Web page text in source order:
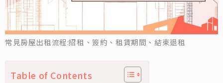
常見房屋出租流程:招租、簽約、租賃期間、結束退租
Table of Contents